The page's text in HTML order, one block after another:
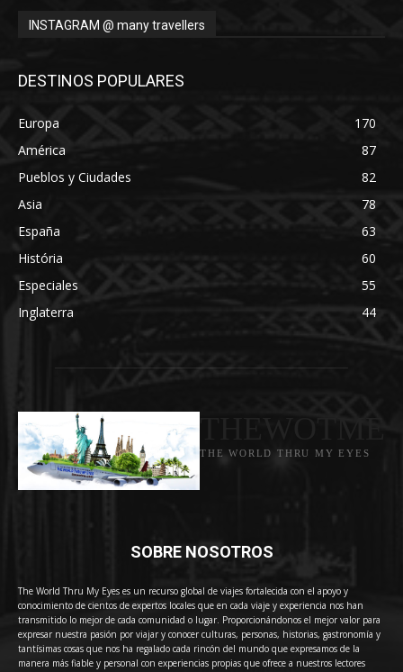
INSTAGRAM @ many travellers
DESTINOS POPULARES
Europa
170
América
87
Pueblos y Ciudades
82
Asia
78
España
63
História
60
Especiales
55
Inglaterra
44
THE WORLD THRU MY EYES
SOBRE NOSOTROS
The World Thru My Eyes es un recurso global de viajes fortalecida con el apoyo y
conocimiento de cientos de expertos locales que en cada viaje y experiencia nos han
transmitido lo mejor de cada comunidad o lugar. Proporcionándonos el mejor valor para
expresar nuestra pasión por viajar y conocer culturas, personas, historias, gastronomía y
tantísimas cosas que nos ha regalado cada rincón del mundo que expresamos de la
manera más fiable y personal con experiencias propias que ofrece a nuestros lectores